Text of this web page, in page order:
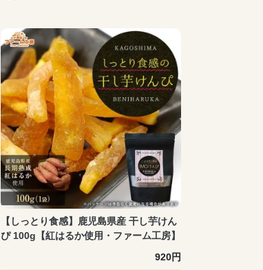
【しっとり食感】鹿児島県産 干し芋けん
ぴ 100g【紅はるか使用・ファーム工房】
920円